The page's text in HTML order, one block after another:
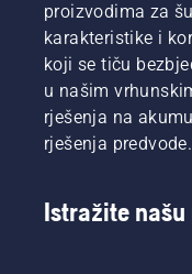
proizvodima za
karakteristike i
koji se tiču
u našim
rješenja na
rješenja predvode.
Istražite našu